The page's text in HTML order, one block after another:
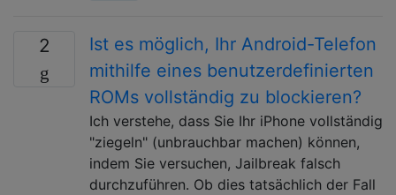
2
Ist es möglich, Ihr Android-Telefon
mithilfe eines benutzerdefinierten
ROMs vollständig zu blockieren?
Ich verstehe, dass Sie Ihr iPhone vollständig
"ziegeln" (unbrauchbar machen) können,
indem Sie versuchen, Jailbreak falsch
durchzuführen. Ob dies tatsächlich der Fall